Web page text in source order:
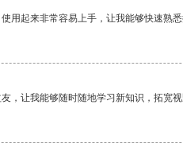
用起来非常容易上手，让我能够快速熟
，让我能够随时随地学习新知识，拓宽视